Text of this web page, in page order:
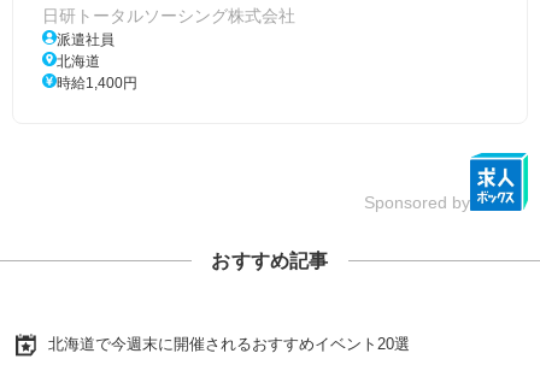
日研トータルソーシング株式会社
派遣社員
北海道
時給1,400円
Sponsored by
おすすめ記事
北海道で今週末に開催されるおすすめイベント20選